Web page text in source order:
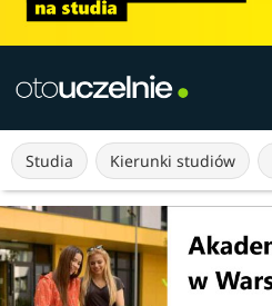
Studia Kierunki studiów